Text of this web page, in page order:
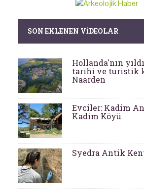
SON EKLENEN VIDEOLAR
Hollanda'nın
tarihi ve turistik
Naarden
Evciler: Kadim
Kadim Köyü
Syedra Antik